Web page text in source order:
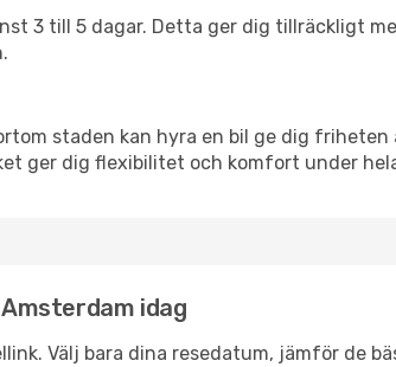
3 till 5 dagar. Detta ger dig tillräckligt
staden kan hyra en bil ge dig
ger dig flexibilitet och komfort under
idag
Välj bara dina resedatum, jämför de